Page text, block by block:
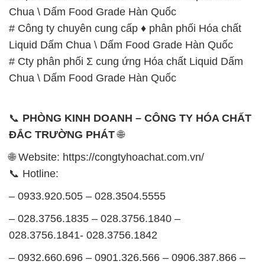
Chua \ Dấm Food Grade Hàn Quốc
# Công ty chuyên cung cấp ♦ phân phối Hóa chất
Liquid Dấm Chua \ Dấm Food Grade Hàn Quốc
# Cty phân phối Σ cung ứng Hóa chất Liquid Dấm
Chua \ Dấm Food Grade Hàn Quốc
📞 PHÒNG KINH DOANH – CÔNG TY HÓA CHẤT
ĐẮC TRƯỜNG PHÁT🌐
🌐 Website: https://congtyhoachat.com.vn/
📞 Hotline:
– 0933.920.505 – 028.3504.5555
– 028.3756.1835 – 028.3756.1840 –
028.3756.1841- 028.3756.1842
– 0932.660.696 – 0901.326.566 – 0906.387.866 –